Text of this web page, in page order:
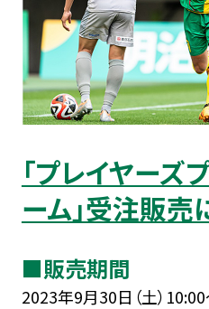
「プレイヤーズ
ーム」受注販売
■販売期間
2023年9月30日（土）